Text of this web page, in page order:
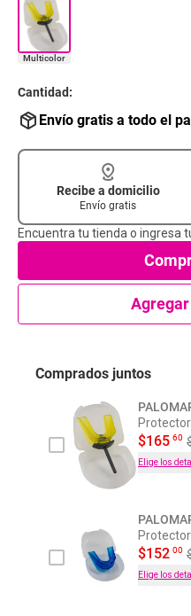
Multicolor
Cantidad:
Envío gratis a todo el
Recibe a domicilio
Envío gratis
Encuentra tu tienda o ingresa
Comprados juntos
$165 60
Elige los
$152 00
Elige los